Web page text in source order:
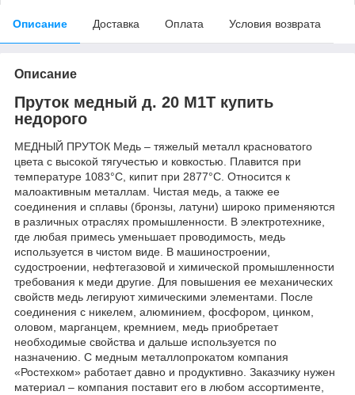
Описание Доставка Оплата Условия возврата
Описание
Пруток медный д. 20 М1Т купить
недорого
МЕДНЫЙ ПРУТОК Медь – тяжелый металл красноватого
цвета с высокой тягучестью и ковкостью. Плавится при
температуре 1083°C, кипит при 2877°C. Относится к
малоактивным металлам. Чистая медь, а также ее
соединения и сплавы (бронзы, латуни) широко применяются
в различных отраслях промышленности. В электротехнике,
где любая примесь уменьшает проводимость, медь
используется в чистом виде. В машиностроении,
судостроении, нефтегазовой и химической промышленности
требования к меди другие. Для повышения ее механических
свойств медь легируют химическими элементами. После
соединения с никелем, алюминием, фосфором, цинком,
оловом, марганцем, кремнием, медь приобретает
необходимые свойства и дальше используется по
назначению. С медным металлопрокатом компания
«Ростехком» работает давно и продуктивно. Заказчику нужен
материал – компания поставит его в любом ассортименте,